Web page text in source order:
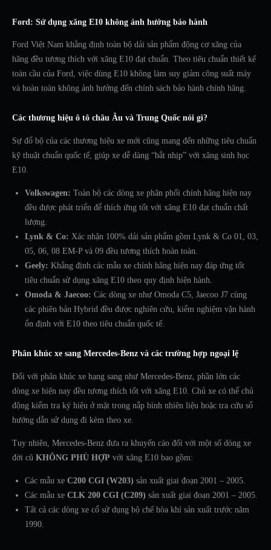
Ford: Sử dụng xăng E10 không ảnh hưởng bảo hành
Ford Việt Nam khẳng định toàn bộ dải sản phẩm động cơ xăng của
hãng đều tương thích với xăng E10 đạt chuẩn. Theo tiêu chuẩn thiết kế
toàn cầu của Ford, việc dùng E10 không làm suy giảm công suất máy
và hoàn toàn không ảnh hưởng đến chính sách bảo hành chính hãng.
Các thương hiệu ô tô châu Âu và Trung Quốc nói gì?
Sự đổ bộ của các thương hiệu xe mới cũng mang đến những tiêu chuẩn
kỹ thuật chuẩn quốc tế, giúp xe dễ dàng “bắt nhịp” với xăng sinh học
E10.
Volkswagen: Toàn bộ các dòng xe phân phối chính hãng hiện nay
đều được phát triển để thích ứng tốt với xăng E10 đạt chuẩn chất
lượng.
Lynk & Co: Xác nhận 100% dải sản phẩm gồm Lynk & Co 01, 03,
05, 06, 08 EM-P và 09 đều tương thích hoàn toàn.
Geely: Khẳng định các mẫu xe chính hãng hiện nay đáp ứng tốt
tiêu chuẩn sử dụng xăng E10 theo quy định hiện hành.
Omoda & Jaecoo: Các dòng xe như Omoda C5, Jaecoo J7 cùng
các phiên bản Hybrid đều được nghiên cứu, kiểm nghiệm vận hành
ổn định với E10 theo tiêu chuẩn quốc tế.
Phân khúc xe sang Mercedes-Benz và các trường hợp ngoại lệ
Đối với phân khúc xe hạng sang như Mercedes-Benz, phần lớn các
dòng xe hiện nay đều tương thích tốt với xăng E10. Chủ xe có thể chủ
động kiểm tra ký hiệu ở mặt trong nắp bình nhiên liệu hoặc tra cứu sổ
hướng dẫn sử dụng đi kèm theo xe.
Tuy nhiên, Mercedes-Benz đưa ra khuyến cáo đối với một số dòng xe
đời cũ KHÔNG PHÙ HỢP với xăng E10 bao gồm:
Các mẫu xe C200 CGI (W203) sản xuất giai đoạn 2001 – 2005.
Các mẫu xe CLK 200 CGI (C209) sản xuất giai đoạn 2001 – 2005.
Tất cả các dòng xe cổ sử dụng bộ chế hòa khí sản xuất trước năm
1990.